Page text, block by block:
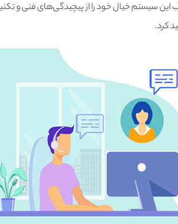
این سیستم خیال خود را از پیچیدگی‌های فنی و
کرد.